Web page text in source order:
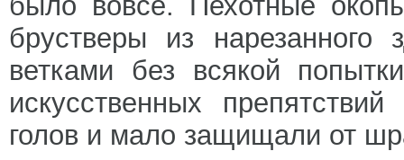
брустверы из
ветками без всякой
искусственных
голов и мало защищали от